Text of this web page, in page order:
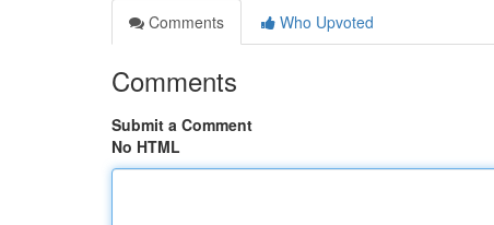
Comments
Who Upvoted
Comments
Submit a Comment
No HTML